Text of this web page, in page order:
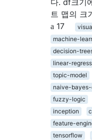
트 맵의 크
17
machine-
decision-
linear-
topic-model
naive-
fuzzy-logic
inception
feature-
tensorflow